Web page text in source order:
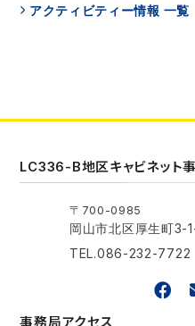
アクティビティー情報 一覧
LC336-B地区キャビネット
〒700-0985
岡山市北区厚生町3-
TEL.086-232-
事務局アクセス